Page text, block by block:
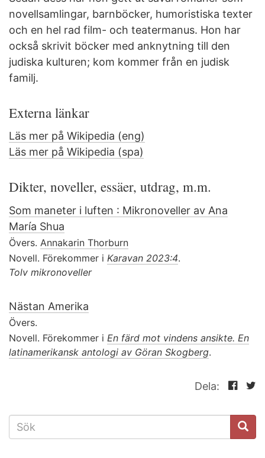
novellsamlingar, barnböcker, humoristiska texter
och en hel rad film- och teatermanus. Hon har
också skrivit böcker med anknytning till den
judiska kulturen; kom kommer från en judisk
familj.
Externa länkar
Läs mer på Wikipedia (eng)
Läs mer på Wikipedia (spa)
Dikter, noveller, essäer, utdrag, m.m.
Som maneter i luften : Mikronoveller av Ana
María Shua
Övers. Annakarin Thorburn
Novell. Förekommer i Karavan 2023:4.
Tolv mikronoveller
Nästan Amerika
Övers.
Novell. Förekommer i En färd mot vindens ansikte. En
latinamerikansk antologi av Göran Skogberg.
Dela:
SÖKFORMULÄR